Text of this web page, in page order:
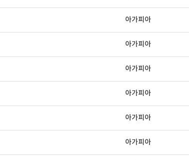
아가피아
아가피아
아가피아
아가피아
아가피아
아가피아